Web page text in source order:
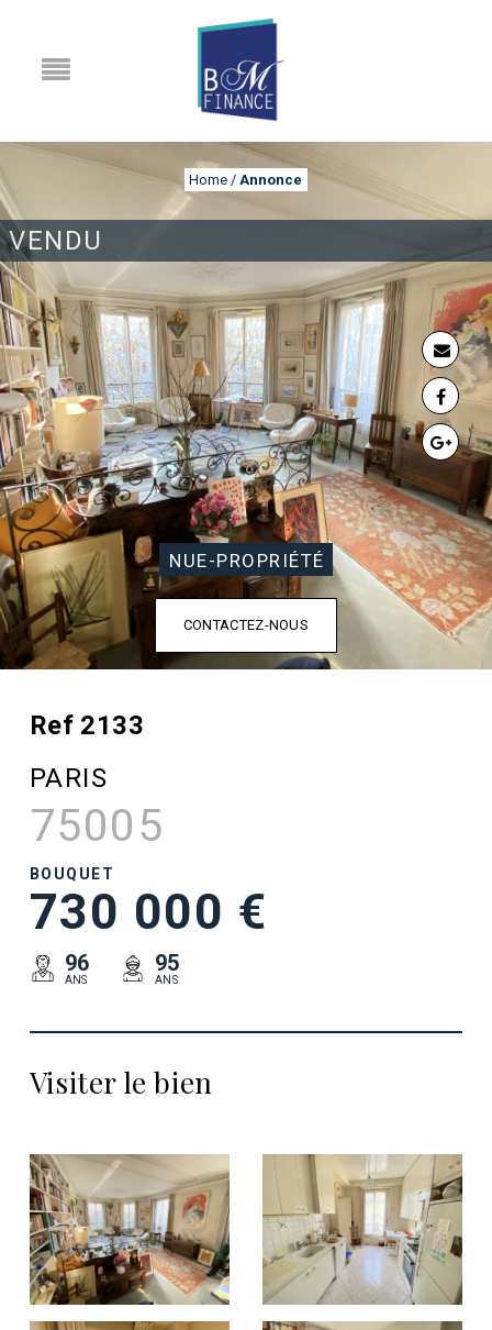
VENDU
Home / Annonce
ANNONCE
NUE-PROPRIÉTÉ
CONTACTEZ-NOUS
Ref 2133
PARIS
75005
BOUQUET
730 000 €
96
ANS
95
ANS
Visiter le bien